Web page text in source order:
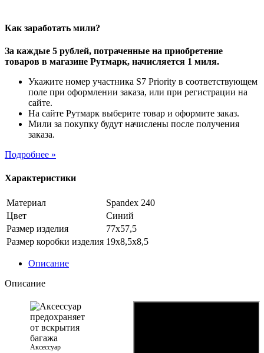
Как заработать мили?
За каждые 5 рублей, потраченные на приобретение
товаров в магазине Рутмарк, начисляется 1 миля.
Укажите номер участника S7 Priority в соответствующем
поле при оформлении заказа, или при регистрации на
сайте.
На сайте Рутмарк выберите товар и оформите заказ.
Мили за покупку будут начислены после получения
заказа.
Подробнее »
Характеристики
Материал
Spandex 240
Цвет
Синий
Размер изделия
77х57,5
Размер коробки изделия 19х8,5х8,5
Описание
Описание
Аксессуар